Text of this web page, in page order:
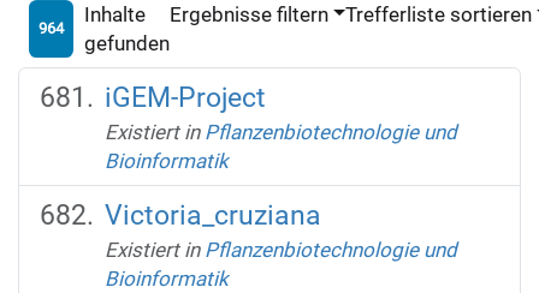
964
Inhalte
gefunden
Ergebnisse filtern Trefferliste sortieren
iGEM-Project
Existiert in Pflanzenbiotechnologie und
Bioinformatik
Victoria_cruziana
Existiert in Pflanzenbiotechnologie und
Bioinformatik